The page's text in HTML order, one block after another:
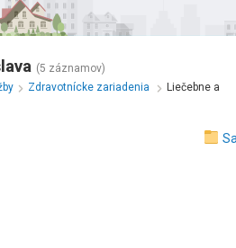
(5 záznamov)
Zdravotnícke zariadenia
Liečebne a